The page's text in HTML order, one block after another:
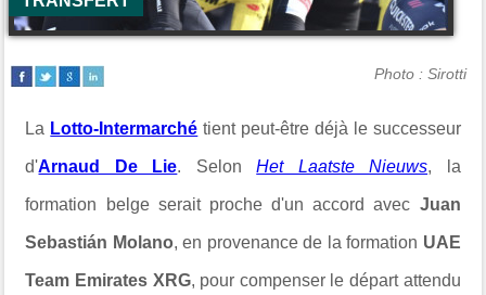
Photo : Sirotti
La Lotto-Intermarché tient peut-être déjà le successeur
d'Arnaud De Lie. SelonHet Laatste Nieuws, la
formation belge serait proche d'un accord avec Juan
Sebastián Molano, en provenance de la formation UAE
Team Emirates XRG, pour compenser le départ attendu